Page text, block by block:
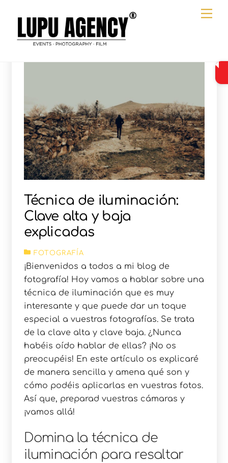
contenido
Técnica de iluminación:
Clave alta y baja
explicadas
FOTOGRAFÍA
¡Bienvenidos a todos a mi blog de
fotografía! Hoy vamos a hablar sobre una
técnica de iluminación que es muy
interesante y que puede dar un toque
especial a vuestras fotografías. Se trata
de la clave alta y clave baja. ¿Nunca
habéis oído hablar de ellas? ¡No os
preocupéis! En este artículo os explicaré
de manera sencilla y amena qué son y
cómo podéis aplicarlas en vuestras fotos.
Así que, preparad vuestras cámaras y
¡vamos allá!
Domina la técnica de
iluminación para resaltar